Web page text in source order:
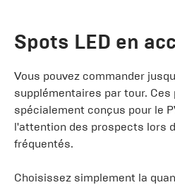
Spots LED en
Vous pouvez commander
supplémentaires par tour.
spécialement conçus pour le
l'attention des prospects lors
fréquentés.
Choisissez simplement la